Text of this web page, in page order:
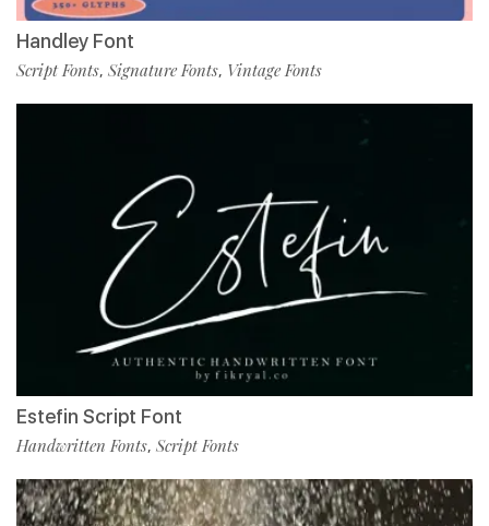
Handley Font
Script Fonts, Signature Fonts, Vintage Fonts
Estefin Script Font
Handwritten Fonts, Script Fonts